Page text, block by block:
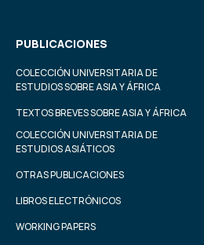
PUBLICACIONES
COLECCIÓN UNIVERSITARIA DE
ESTUDIOS SOBRE ASIA Y ÁFRICA
TEXTOS BREVES SOBRE ASIA Y ÁFRICA
COLECCIÓN UNIVERSITARIA DE
ESTUDIOS ASIÁTICOS
OTRAS PUBLICACIONES
LIBROS ELECTRÓNICOS
WORKING PAPERS